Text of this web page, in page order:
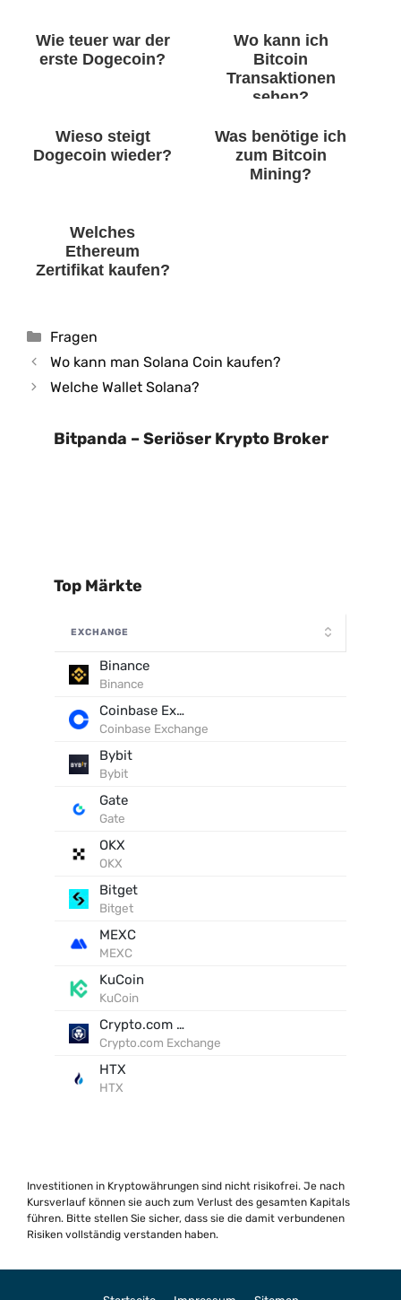
Wie teuer war der
erste Dogecoin?
Wo kann ich
Bitcoin
Transaktionen
sehen?
Wieso steigt
Dogecoin wieder?
Was benötige ich
zum Bitcoin
Mining?
Welches
Ethereum
Zertifikat kaufen?
Kategorien
Fragen
Wo kann man Solana Coin kaufen?
Welche Wallet Solana?
Bitpanda – Seriöser Krypto Broker
Top Märkte
EXCHANGE
Binance
Binance
Coinbase Exchange
Coinbase Exchange
Bybit
Bybit
Gate
Gate
OKX
OKX
Bitget
Bitget
MEXC
MEXC
KuCoin
KuCoin
Crypto.com Exchange
Crypto.com Exchange
HTX
HTX
Investitionen in Kryptowährungen sind nicht risikofrei. Je nach
Kursverlauf können sie auch zum Verlust des gesamten Kapitals
führen. Bitte stellen Sie sicher, dass sie die damit verbundenen
Risiken vollständig verstanden haben.